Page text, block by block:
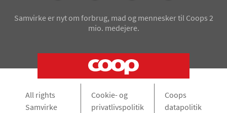
Samvirke er nyt om forbrug, mad og mennesker til Coops 2
mio. medejere.
All rights
Samvirke
Cookie- og
privatlivspolitik
Coops
datapolitik